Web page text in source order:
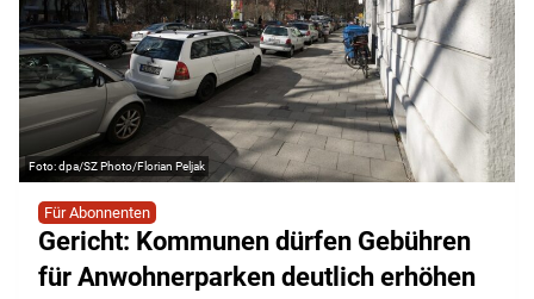
dpa/SZ Photo/Florian Peljak
Für Abonnenten
Gericht: Kommunen dürfen Gebühren
für Anwohnerparken deutlich erhöhen